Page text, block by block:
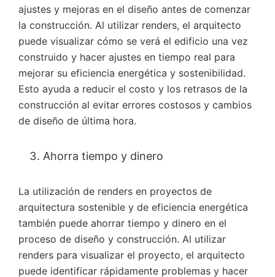
ajustes y mejoras en el diseño antes de comenzar
la construcción. Al utilizar renders, el arquitecto
puede visualizar cómo se verá el edificio una vez
construido y hacer ajustes en tiempo real para
mejorar su eficiencia energética y sostenibilidad.
Esto ayuda a reducir el costo y los retrasos de la
construcción al evitar errores costosos y cambios
de diseño de última hora.
Ahorra tiempo y dinero
La utilización de renders en proyectos de
arquitectura sostenible y de eficiencia energética
también puede ahorrar tiempo y dinero en el
proceso de diseño y construcción. Al utilizar
renders para visualizar el proyecto, el arquitecto
puede identificar rápidamente problemas y hacer